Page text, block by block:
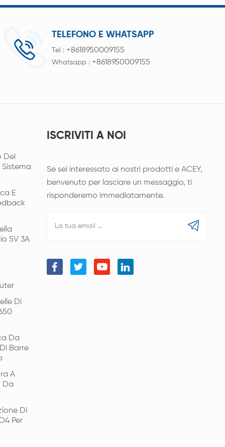
TELEFONO E WHATSAPP
Tel : +8618950009155
Whatsapp : +8618950009155
Del
E
5V 3A
Di
Da
Barre
A
Da
Di
Per
ISCRIVITI A NOI
Se sei interessato ai nostri prodotti e ACEY,
benvenuto per lasciare un messaggio, ti
risponderemo immediatamente.